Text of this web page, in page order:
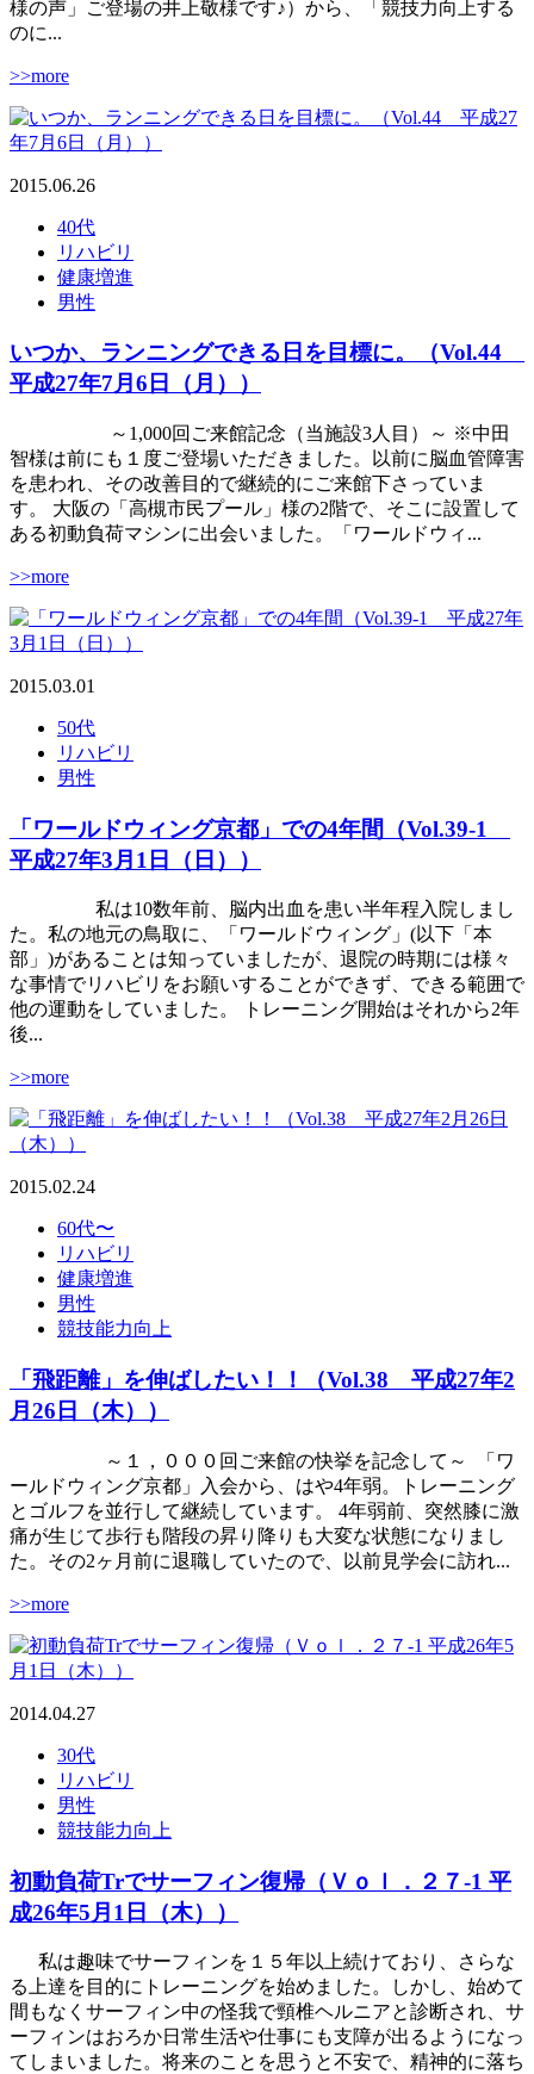
様の声」ご登場の井上敬様です♪）から、「競技力向上する
のに...
>>more
2015.06.26
40代
リハビリ
健康増進
男性
いつか、ランニングできる日を目標に。（Vol.44
平成27年7月6日（月））
～1,000回ご来館記念（当施設3人目）～ ※中田
智様は前にも１度ご登場いただきました。以前に脳血管障害
を患われ、その改善目的で継続的にご来館下さっていま
す。 大阪の「高槻市民プール」様の2階で、そこに設置して
ある初動負荷マシンに出会いました。「ワールドウィ...
>>more
2015.03.01
50代
リハビリ
男性
「ワールドウィング京都」での4年間（Vol.39-1
平成27年3月1日（日））
私は10数年前、脳内出血を患い半年程入院しまし
た。私の地元の鳥取に、「ワールドウィング」(以下「本
部」)があることは知っていましたが、退院の時期には様々
な事情でリハビリをお願いすることができず、できる範囲で
他の運動をしていました。 トレーニング開始はそれから2年
後...
>>more
2015.02.24
60代〜
リハビリ
健康増進
男性
競技能力向上
「飛距離」を伸ばしたい！！（Vol.38 平成27年2
月26日（木））
～１，０００回ご来館の快挙を記念して～ 「ワ
ールドウィング京都」入会から、はや4年弱。トレーニング
とゴルフを並行して継続しています。 4年弱前、突然膝に激
痛が生じて歩行も階段の昇り降りも大変な状態になりまし
た。その2ヶ月前に退職していたので、以前見学会に訪れ...
>>more
2014.04.27
30代
リハビリ
男性
競技能力向上
初動負荷Trでサーフィン復帰（Ｖｏｌ．２７-1 平
成26年5月1日（木））
私は趣味でサーフィンを１５年以上続けており、さらな
る上達を目的にトレーニングを始めました。しかし、始めて
間もなくサーフィン中の怪我で頸椎ヘルニアと診断され、サ
ーフィンはおろか日常生活や仕事にも支障が出るようになっ
てしまいました。将来のことを思うと不安で、精神的に落ち